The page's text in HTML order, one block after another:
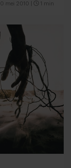
10 mei 2010 1 min